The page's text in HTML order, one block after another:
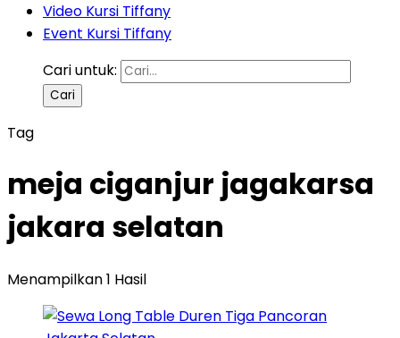
Video Kursi Tiffany
Event Kursi Tiffany
Cari untuk:
Tag
meja ciganjur jagakarsa
jakara selatan
Menampilkan 1 Hasil